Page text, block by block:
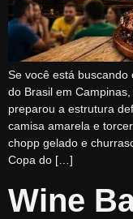
Se você está
do Brasil em
preparou a estrutura
camisa amarela e
chopp gelado e
Copa do […]
Wine